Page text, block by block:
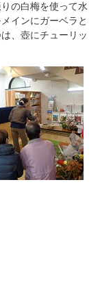
の白梅を使って水
インにガーベラと
、壺にチューリッ